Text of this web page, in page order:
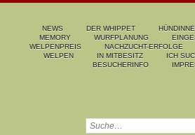
NEWS DER WHIPPET
MEMORY
WURFPLANUNG
WELPENPREIS
NACHZUCHT-ERFOLGE
WELPEN
IN MITBESITZ
ICH
BESUCHERINFO